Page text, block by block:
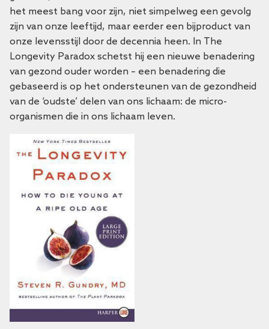
het meest bang voor zijn, niet simpelweg een gevolg
zijn van onze leeftijd, maar eerder een bijproduct van
onze levensstijl door de decennia heen. In The
Longevity Paradox schetst hij een nieuwe benadering
van gezond ouder worden – een benadering die
gebaseerd is op het ondersteunen van de gezondheid
van de ‘oudste’ delen van ons lichaam: de micro-
organismen die in ons lichaam leven.